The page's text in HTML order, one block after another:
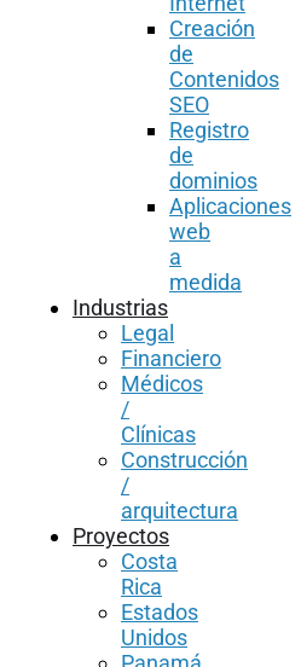
Creación
de
Contenidos
SEO
Registro
de
dominios
Aplicaciones
web
a
medida
Industrias
Legal
Financiero
Médicos
/
Clínicas
Construcción
/
arquitectura
Proyectos
Costa
Rica
Estados
Unidos